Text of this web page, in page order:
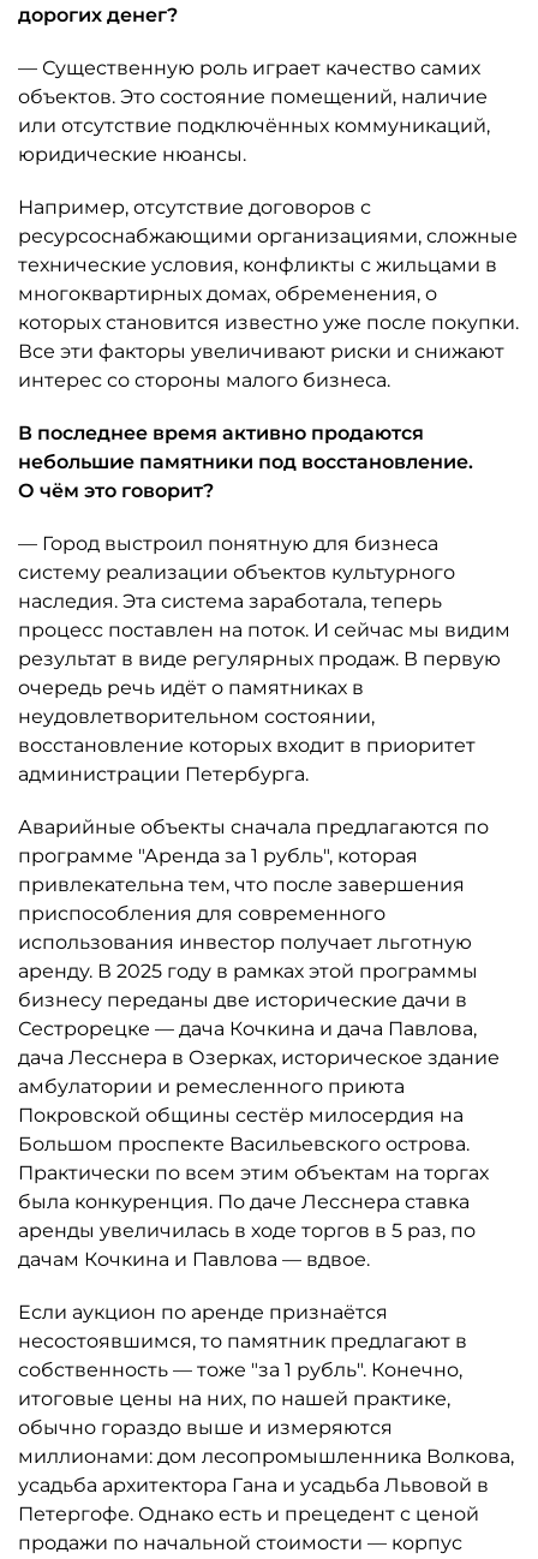
дорогих денег?
— Существенную роль играет качество самих
объектов. Это состояние помещений, наличие
или отсутствие подключённых коммуникаций,
юридические нюансы.
Например, отсутствие договоров с
ресурсоснабжающими организациями, сложные
технические условия, конфликты с жильцами в
многоквартирных домах, обременения, о
которых становится известно уже после покупки.
Все эти факторы увеличивают риски и снижают
интерес со стороны малого бизнеса.
В последнее время активно продаются
небольшие памятники под восстановление.
О чём это говорит?
— Город выстроил понятную для бизнеса
систему реализации объектов культурного
наследия. Эта система заработала, теперь
процесс поставлен на поток. И сейчас мы видим
результат в виде регулярных продаж. В первую
очередь речь идёт о памятниках в
неудовлетворительном состоянии,
восстановление которых входит в приоритет
администрации Петербурга.
Аварийные объекты сначала предлагаются по
программе "Аренда за 1 рубль", которая
привлекательна тем, что после завершения
приспособления для современного
использования инвестор получает льготную
аренду. В 2025 году в рамках этой программы
бизнесу переданы две исторические дачи в
Сестрорецке — дача Кочкина и дача Павлова,
дача Лесснера в Озерках, историческое здание
амбулатории и ремесленного приюта
Покровской общины сестёр милосердия на
Большом проспекте Васильевского острова.
Практически по всем этим объектам на торгах
была конкуренция. По даче Лесснера ставка
аренды увеличилась в ходе торгов в 5 раз, по
дачам Кочкина и Павлова — вдвое.
Если аукцион по аренде признаётся
несостоявшимся, то памятник предлагают в
собственность — тоже "за 1 рубль". Конечно,
итоговые цены на них, по нашей практике,
обычно гораздо выше и измеряются
миллионами: дом лесопромышленника Волкова,
усадьба архитектора Гана и усадьба Львовой в
Петергофе. Однако есть и прецедент с ценой
продажи по начальной стоимости — корпус